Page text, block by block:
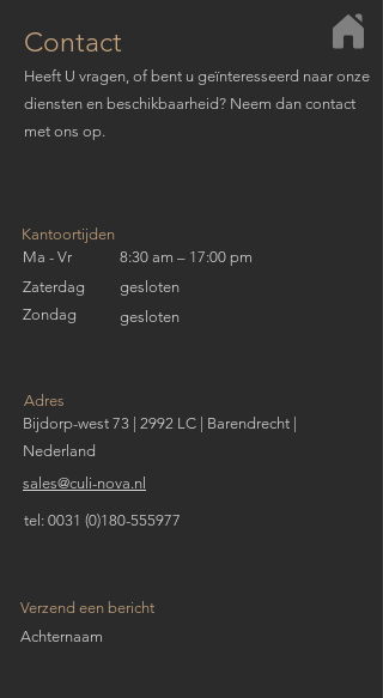
Contact
Heeft U vragen, of bent u geïnteresseerd naar onze
diensten en beschikbaarheid? Neem dan contact
met ons op.
Kantoortijden
Ma - Vr
8:30 am – 17:00 pm
Zaterdag
gesloten
Zondag
gesloten
Adres
Bijdorp-west 73 | 2992 LC | Barendrecht |
Nederland
sales@culi-nova.nl
tel: 0031 (0)180-555977
Verzend een bericht
Achternaam